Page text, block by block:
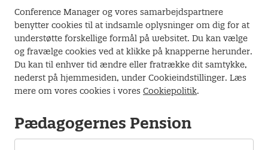
serveres kaffe/te og kage.
TILMELD FYRAFTENSMØDE
Arrangementet afholdes
Musikteatret
Den Røde Plads 16, 7500 Holstebro
Conference Manager og vores samarbejdspartnere
benytter cookies til at indsamle oplysninger om dig for at
understøtte forskellige formål på websitet. Du kan vælge
og fravælge cookies ved at klikke på knapperne herunder.
Du kan til enhver tid ændre eller fratrække dit samtykke,
nederst på hjemmesiden, under Cookieindstillinger. Læs
mere om vores cookies i vores Cookiepolitik.
Pædagogernes Pension